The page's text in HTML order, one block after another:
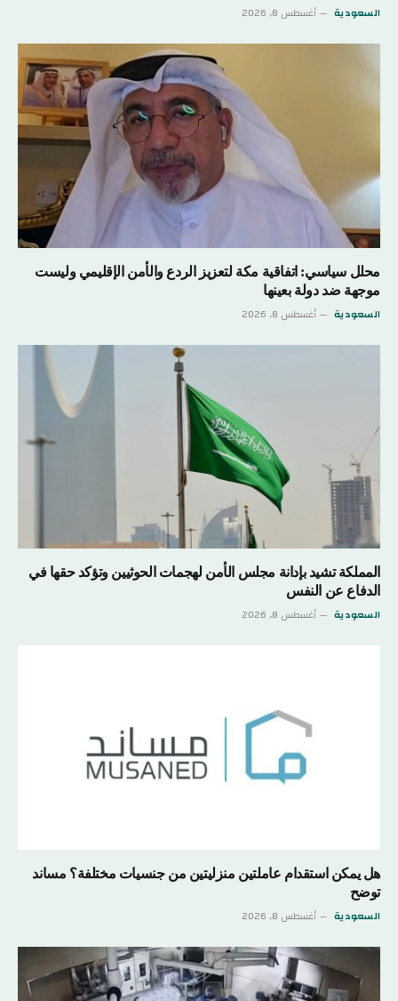
السعودية أغسطس 8, 2026
محلل سياسي: اتفاقية مكة لتعزيز الردع والأمن الإقليمي وليست
موجهة ضد دولة بعينها
السعودية أغسطس 8, 2026
المملكة تشيد بإدانة مجلس الأمن لهجمات الحوثيين وتؤكد حقها في
الدفاع عن النفس
السعودية أغسطس 8, 2026
هل يمكن استقدام عاملتين منزليتين من جنسيات مختلفة؟ مساند
توضح
السعودية أغسطس 8, 2026